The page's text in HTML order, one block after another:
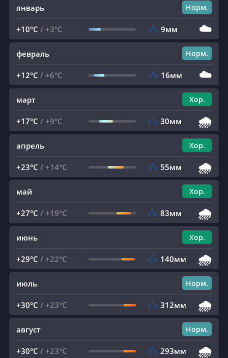
январь Норм.
+10°C / +3°C 9мм ☁️
февраль Норм.
+12°C / +6°C 16мм ☁️
март Хор.
+17°C / +9°C 30мм 🌧️
апрель Хор.
+23°C / +14°C 55мм 🌧️
май Хор.
+27°C / +19°C 83мм 🌧️
июнь Хор.
+29°C / +22°C 140мм 🌧️
июль Норм.
+30°C / +23°C 312мм 🌧️
август Норм.
+30°C / +23°C 293мм 🌧️